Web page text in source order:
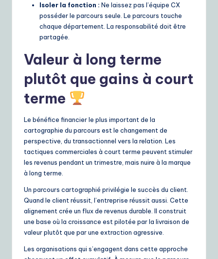
Isoler la fonction : Ne laissez pas l’équipe CX
posséder le parcours seule. Le parcours touche
chaque département. La responsabilité doit être
partagée.
Valeur à long terme
plutôt que gains à court
terme
Le bénéfice financier le plus important de la
cartographie du parcours est le changement de
perspective, du transactionnel vers la relation. Les
tactiques commerciales à court terme peuvent stimuler
les revenus pendant un trimestre, mais nuire à la marque
à long terme.
Un parcours cartographié privilégie le succès du client.
Quand le client réussit, l’entreprise réussit aussi. Cette
alignement crée un flux de revenus durable. Il construit
une base où la croissance est pilotée par la livraison de
valeur plutôt que par une extraction agressive.
Les organisations qui s’engagent dans cette approche